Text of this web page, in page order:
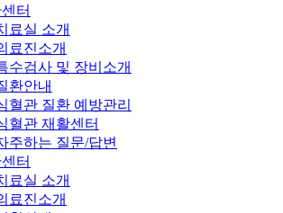
터
료실 소개
료진소개
수검사 및 장비소개
환안내
혈관 질환 예방관리
혈관 재활센터
주하는 질문/답변
터
료실 소개
료진소개